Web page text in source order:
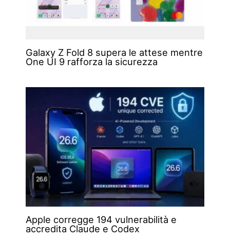
Galaxy Z Fold 8 supera le attese mentre
One UI 9 rafforza la sicurezza
Apple corregge 194 vulnerabilità e
accredita Claude e Codex